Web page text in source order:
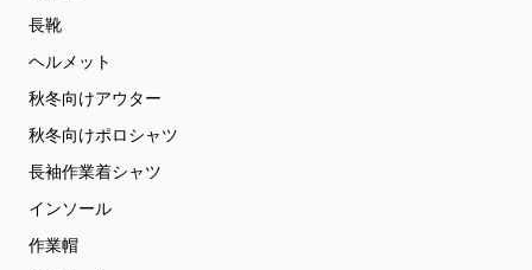
長靴
ヘルメット
秋冬向けアウター
秋冬向けポロシャツ
長袖作業着シャツ
インソール
作業帽